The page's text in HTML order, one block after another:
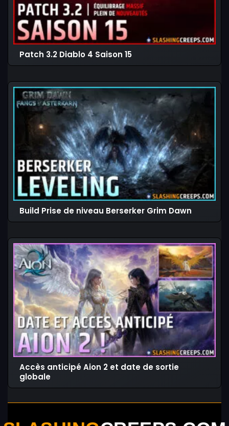
Patch 3.2 Diablo 4 Saison 15
Build Prise de niveau Berserker Grim Dawn
Accès anticipé Aion 2 et date de sortie
globale